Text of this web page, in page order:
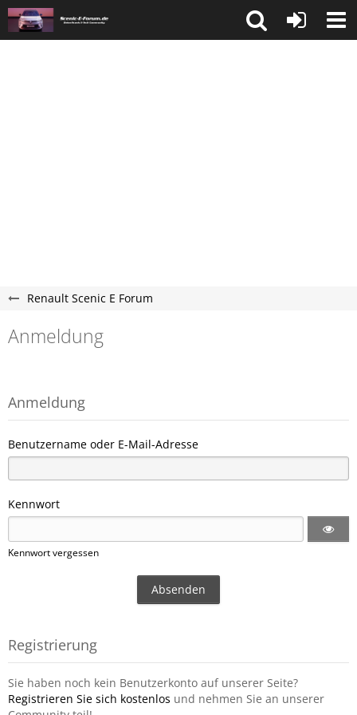
Renault Scenic E Forum
Anmeldung
Anmeldung
Benutzername oder E-Mail-Adresse
Kennwort
Kennwort vergessen
Registrierung
Sie haben noch kein Benutzerkonto auf unserer Seite?
Registrieren Sie sich kostenlos und nehmen Sie an unserer